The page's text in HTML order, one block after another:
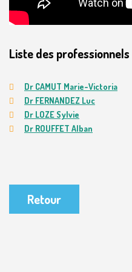
Liste des professionnels
Dr CAMUT Marie-Victoria
Dr FERNANDEZ Luc
Dr LOZE Sylvie
Dr ROUFFET Alban
Retour